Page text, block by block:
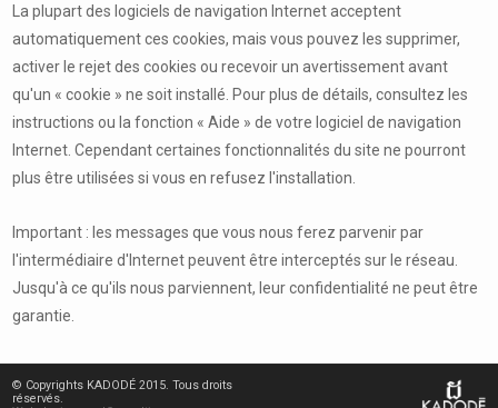
La plupart des logiciels de navigation Internet acceptent
automatiquement ces cookies, mais vous pouvez les supprimer,
activer le rejet des cookies ou recevoir un avertissement avant
qu'un « cookie » ne soit installé. Pour plus de détails, consultez les
instructions ou la fonction « Aide » de votre logiciel de navigation
Internet. Cependant certaines fonctionnalités du site ne pourront
plus être utilisées si vous en refusez l'installation.
Important : les messages que vous nous ferez parvenir par
l'intermédiaire d'Internet peuvent être interceptés sur le réseau.
Jusqu'à ce qu'ils nous parviennent, leur confidentialité ne peut être
garantie.
© Copyrights KADODÉ 2015. Tous droits
réservés.